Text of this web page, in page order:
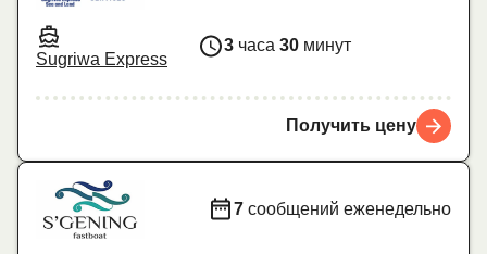
Sugriwa Express
3 часа 30 минут
Получить цену
7 сообщений еженедельно